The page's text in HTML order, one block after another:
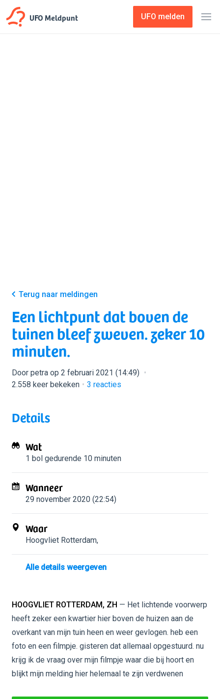
UFO Meldpunt UFO melden
Terug naar meldingen
Een lichtpunt dat boven de
tuinen bleef zweven. zeker 10
minuten.
Door petra op 2 februari 2021 (14:49)
2.558 keer bekeken
3 reacties
Details
Wat
1 bol gedurende 10 minuten
Wanneer
29 november 2020 (22:54)
Waar
Hoogvliet Rotterdam,
Alle details weergeven
HOOGVLIET ROTTERDAM, ZH — Het lichtende voorwerp
heeft zeker een kwartier hier boven de huizen aan de
overkant van mijn tuin heen en weer gevlogen. heb een
foto en een filmpje. gisteren dat allemaal opgestuurd. nu
krijg ik de vraag over mijn filmpje waar die bij hoort en
blijkt mijn melding hier helemaal te zijn verdwenen